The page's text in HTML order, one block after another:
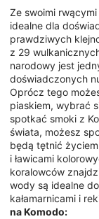
Ze swoimi
idealne dla
prawdziwych
z 29
narodowy jest
doświadczonych
Oprócz tego
piaskiem, wybrać
spotkać smoki z
świata, możesz
będą tętnić
i ławicami
koralowców
wody są idealne
kałamarnicami i
na Komodo: